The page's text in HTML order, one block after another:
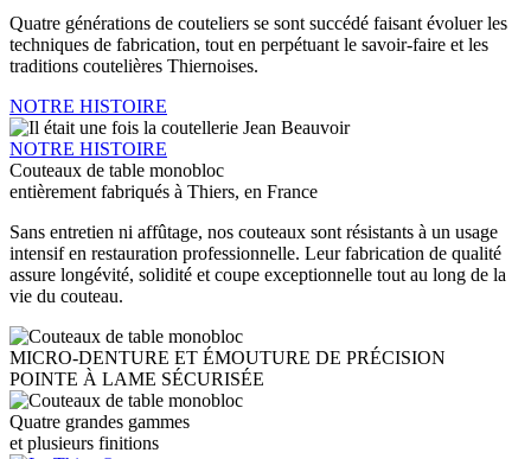
Quatre générations de couteliers se sont succédé faisant évoluer les
techniques de fabrication, tout en perpétuant le savoir-faire et les
traditions coutelières Thiernoises.
NOTRE HISTOIRE
NOTRE HISTOIRE
Couteaux de table monobloc
entièrement fabriqués à Thiers, en France
Sans entretien ni affûtage, nos couteaux sont résistants à un usage
intensif en restauration professionnelle. Leur fabrication de qualité
assure longévité, solidité et coupe exceptionnelle tout au long de la
vie du couteau.
MICRO-DENTURE ET ÉMOUTURE DE PRÉCISION
POINTE À LAME SÉCURISÉE
Quatre grandes gammes
et plusieurs finitions